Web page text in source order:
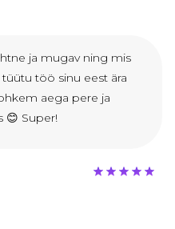
ja mugav ning mis
töö sinu eest ära
aega pere ja
😊 Super!